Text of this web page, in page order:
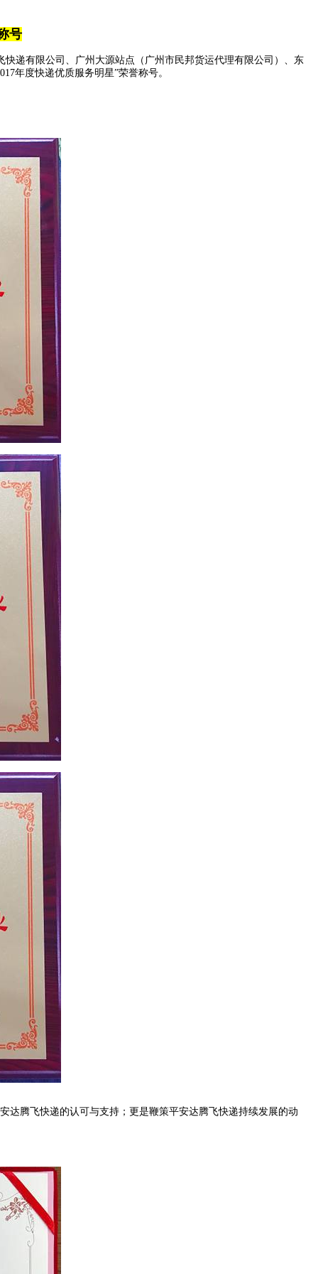
号
递有限公司、广州大源站点（广州市民邦货运代理有限公司）、东
年度快递优质服务明星”荣誉称号。
腾飞快递的认可与支持；更是鞭策平安达腾飞快递持续发展的动